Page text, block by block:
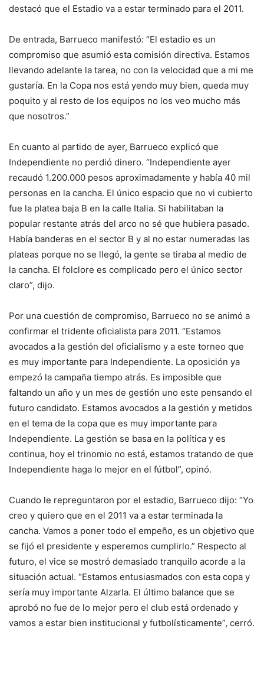
destacó que el Estadio va a estar terminado para el 2011.
De entrada, Barrueco manifestó: “El estadio es un
compromiso que asumió esta comisión directiva. Estamos
llevando adelante la tarea, no con la velocidad que a mi me
gustaría. En la Copa nos está yendo muy bien, queda muy
poquito y al resto de los equipos no los veo mucho más
que nosotros.”
En cuanto al partido de ayer, Barrueco explicó que
Independiente no perdió dinero. “Independiente ayer
recaudó 1.200.000 pesos aproximadamente y había 40 mil
personas en la cancha. El único espacio que no vi cubierto
fue la platea baja B en la calle Italia. Si habilitaban la
popular restante atrás del arco no sé que hubiera pasado.
Había banderas en el sector B y al no estar numeradas las
plateas porque no se llegó, la gente se tiraba al medio de
la cancha. El folclore es complicado pero el único sector
claro”, dijo.
Por una cuestión de compromiso, Barrueco no se animó a
confirmar el tridente oficialista para 2011. “Estamos
avocados a la gestión del oficialismo y a este torneo que
es muy importante para Independiente. La oposición ya
empezó la campaña tiempo atrás. Es imposible que
faltando un año y un mes de gestión uno este pensando el
futuro candidato. Estamos avocados a la gestión y metidos
en el tema de la copa que es muy importante para
Independiente. La gestión se basa en la política y es
continua, hoy el trinomio no está, estamos tratando de que
Independiente haga lo mejor en el fútbol”, opinó.
Cuando le repreguntaron por el estadio, Barrueco dijo: “Yo
creo y quiero que en el 2011 va a estar terminada la
cancha. Vamos a poner todo el empeño, es un objetivo que
se fijó el presidente y esperemos cumplirlo.” Respecto al
futuro, el vice se mostró demasiado tranquilo acorde a la
situación actual. “Estamos entusiasmados con esta copa y
sería muy importante Alzarla. El último balance que se
aprobó no fue de lo mejor pero el club está ordenado y
vamos a estar bien institucional y futbolísticamente”, cerró.